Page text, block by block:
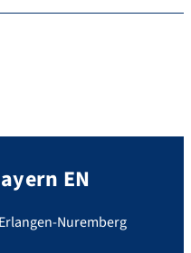
EN
Nuremberg